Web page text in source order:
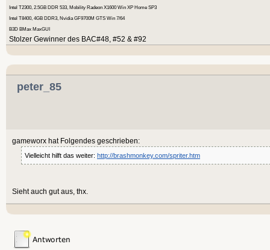
Intel T2300, 2.5GB DDR 533, Mobility Radeon X1600 Win XP Home SP3
Intel T8400, 4GB DDR3, Nvidia GF9700M GTS Win 7/64
B3D BMax MaxGUI
Stolzer Gewinner des BAC#48, #52 & #92
peter_85
gameworx hat Folgendes geschrieben:
Vielleicht hilft das weiter: http://brashmonkey.com/spriter.htm
Sieht auch gut aus, thx.